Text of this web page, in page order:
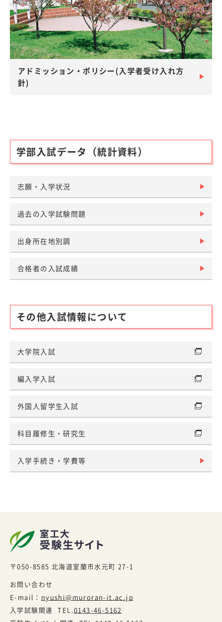
アドミッション・ポリシー(入学者受け入れ方
針)
学部入試データ（統計資料）
志願・入学状況
過去の入学試験問題
出身所在地別調
合格者の入試成績
その他入試情報について
大学院入試
編入学入試
外国人留学生入試
科目履修生・研究生
入学手続き・学費等
〒050-8585北海道室蘭市水元町 27-1
お問い合わせ
E-mail： nyushi@muroran-it.ac.jp
入学試験関連
TEL.0143-46-5162